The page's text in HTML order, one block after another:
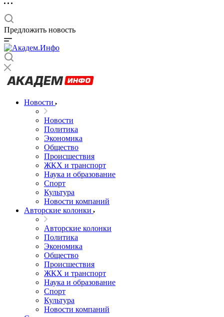
Предложить новость
Новости
Новости
Политика
Экономика
Общество
Происшествия
ЖКХ и транспорт
Наука и образование
Спорт
Культура
Новости компаний
Авторские колонки
Авторские колонки
Политика
Экономика
Общество
Происшествия
ЖКХ и транспорт
Наука и образование
Спорт
Культура
Новости компаний